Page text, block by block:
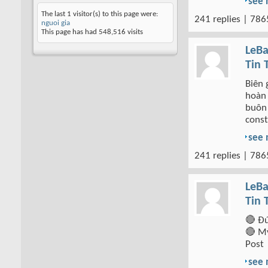
The last 1 visitor(s) to this page were:
nguoi gia
This page has had 548,516 visits
241 replies |
Tin
Biên
see
241 replies |
Tin
🔴
🔴
Post
see